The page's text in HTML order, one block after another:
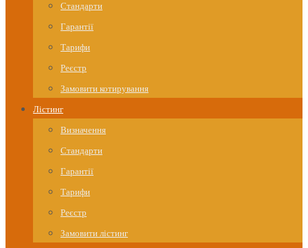
Стандарти
Гарантії
Тарифи
Реєстр
Замовити котирування
Лістинг
Визначення
Стандарти
Гарантії
Тарифи
Реєстр
Замовити лістинг